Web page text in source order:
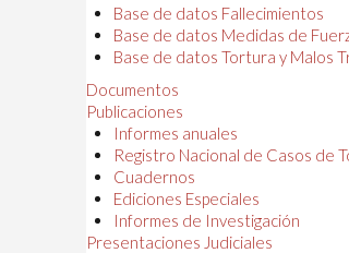
Base de datos Fallecimientos
Base de datos Medidas de
Base de datos Tortura y Malos
Documentos
Publicaciones
Informes anuales
Registro Nacional de Casos de
Cuadernos
Ediciones Especiales
Informes de Investigación
Presentaciones Judiciales